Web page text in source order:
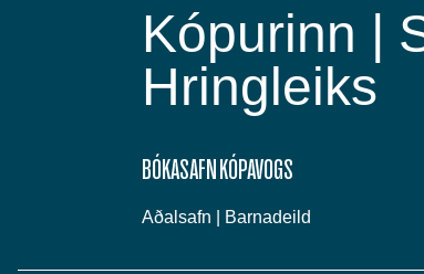
Kópurinn |
Hringleiks
BÓKASAFN KÓPAVOGS
Aðalsafn | Barnadeild